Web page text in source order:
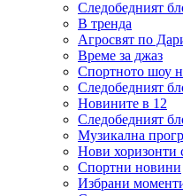
Следобедният
В тренда
Агросвят по
Време за джаз
Спортното шоу
Следобедният
Новините в 12
Следобедният
Музикална
Нови хоризонти
Спортни новини
Избрани